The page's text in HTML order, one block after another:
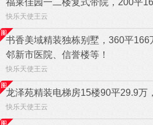
福莱佳园一二楼复式带院，200平
快乐天使王云
书香美域精装独栋别墅，360平166
邻新市医院、信誉楼等！
快乐天使王云
龙泽苑精装电梯房15楼90平29.9万
快乐天使王云